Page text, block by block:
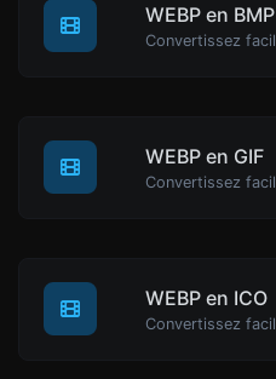
WEBP en BMP
WEBP en GIF
WEBP en ICO